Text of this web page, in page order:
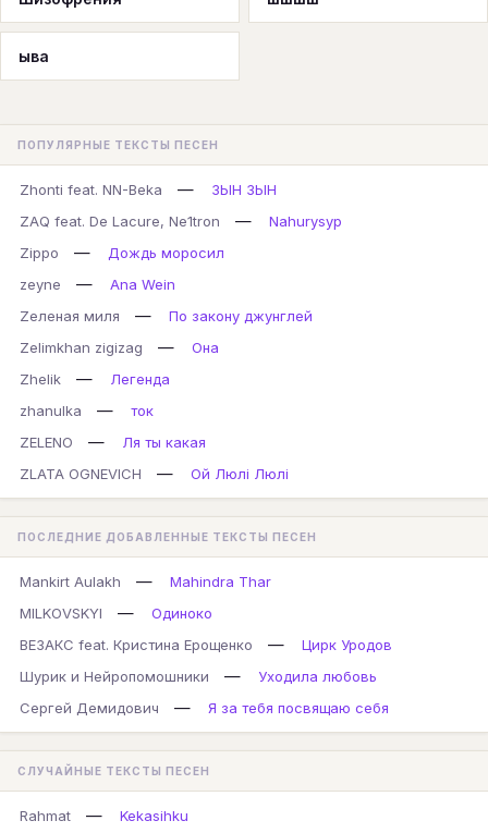
ыва
ПОПУЛЯРНЫЕ ТЕКСТЫ ПЕСЕН
Zhonti feat. NN-Beka —
ЗЫН ЗЫН
ZAQ feat. De Lacure, Ne1tron
—
Nahurysyp
Zippo
—
Дождь моросил
zeyne
—
Ana Wein
Zеленая миля
—
По закону джунглей
Zelimkhan zigizag
—
Она
Zhelik
—
Легенда
zhanulka
—
ток
ZELENO
—
Ля ты какая
ZLATA OGNEVICH
— Ой Люлі Люлі
ПОСЛЕДНИЕ ДОБАВЛЕННЫЕ ТЕКСТЫ ПЕСЕН
Mankirt Aulakh —
Mahindra Thar
MILKOVSKYI
—
Одиноко
ВЕЗАКС feat. Кристина Ерощенко
—
Цирк Уродов
Шурик и Нейропомошники
—
Уходила любовь
Сергей Демидович
— Я за тебя посвящаю себя
СЛУЧАЙНЫЕ ТЕКСТЫ ПЕСЕН
Rahmat — Kekasihku